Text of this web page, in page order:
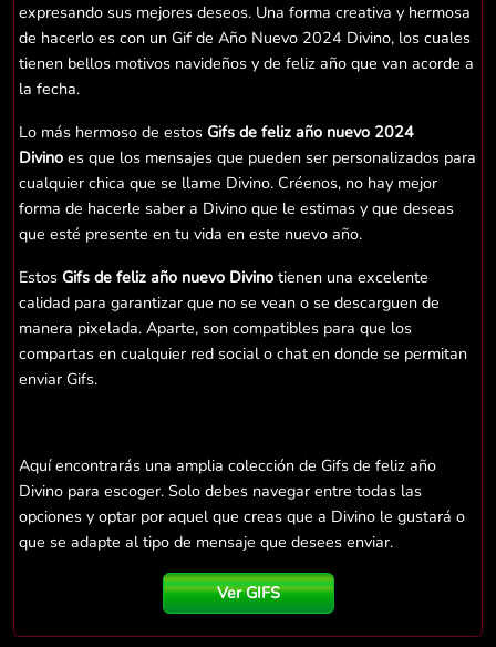
expresando sus mejores deseos. Una forma creativa y hermosa
de hacerlo es con un Gif de Año Nuevo 2024 Divino, los cuales
tienen bellos motivos navideños y de feliz año que van acorde a
la fecha.
Lo más hermoso de estos Gifs de feliz año nuevo 2024
Divino es que los mensajes que pueden ser personalizados para
cualquier chica que se llame Divino. Créenos, no hay mejor
forma de hacerle saber a Divino que le estimas y que deseas
que esté presente en tu vida en este nuevo año.
Estos Gifs de feliz año nuevo Divino tienen una excelente
calidad para garantizar que no se vean o se descarguen de
manera pixelada. Aparte, son compatibles para que los
compartas en cualquier red social o chat en donde se permitan
enviar Gifs.
Aquí encontrarás una amplia colección de Gifs de feliz año
Divino para escoger. Solo debes navegar entre todas las
opciones y optar por aquel que creas que a Divino le gustará o
que se adapte al tipo de mensaje que desees enviar.
Ver GIFS